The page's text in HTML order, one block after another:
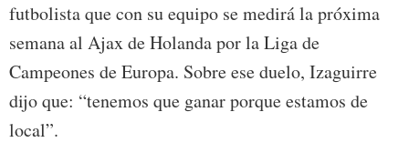
futbolista que con su equipo se medirá la próxima
semana al Ajax de Holanda por la Liga de
Campeones de Europa. Sobre ese duelo, Izaguirre
dijo que: “tenemos que ganar porque estamos de
local”.